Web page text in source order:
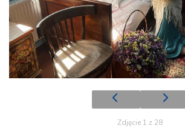
Zdjęcie 1 z 28